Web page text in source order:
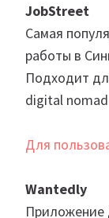
JobStreet
Самая
работы в
Подходит
digital
Для
Wantedly
Приложение